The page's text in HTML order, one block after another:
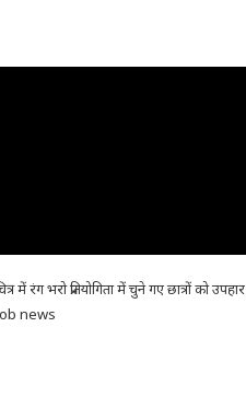
में रंग भरो प्रतियोगिता में चुने गए छात्रों को उपहार
news